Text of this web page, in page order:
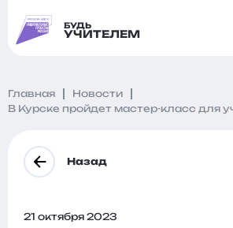
БУДЬ
УЧИТЕЛЕМ
Главная
Новости
В Курске пройдет мастер-класс для
Назад
21 октября 2023